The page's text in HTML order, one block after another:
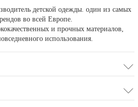
детской одежды. один из самых
во всей Европе.
и прочных материалов,
использования.